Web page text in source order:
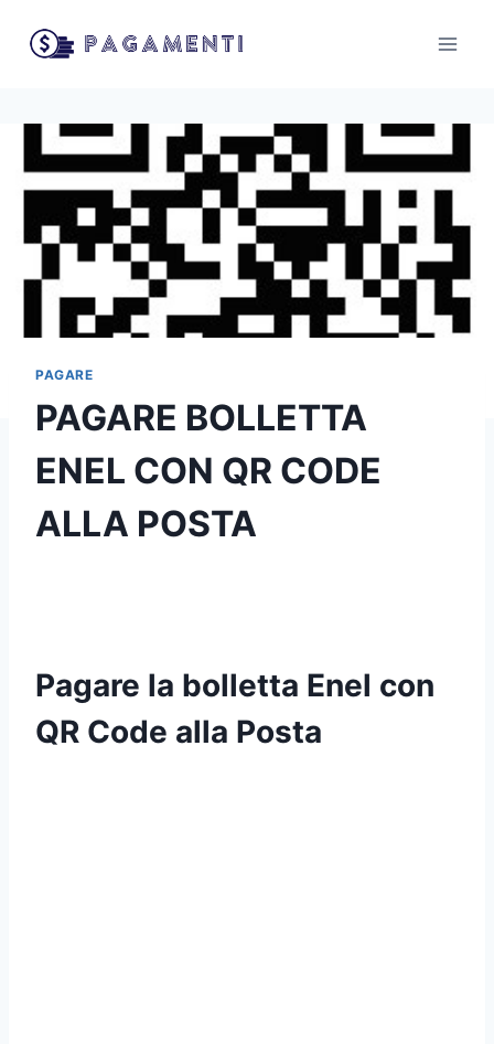
PAGARE
PAGARE BOLLETTA
ENEL CON QR CODE
ALLA POSTA
Pagare la bolletta Enel con
QR Code alla Posta